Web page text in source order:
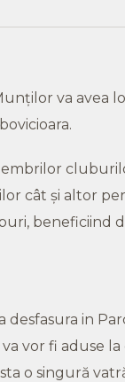
va avea
cât şi altor
beneficiind
desfasura in
vor fi aduse
o singură